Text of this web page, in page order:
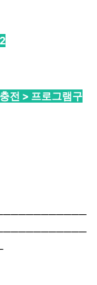
전 > 프로그램구